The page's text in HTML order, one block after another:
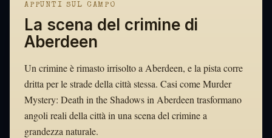
APPUNTI SUL CAMPO
La scena del crimine di
Aberdeen
Un crimine è rimasto irrisolto a Aberdeen, e la pista corre
dritta per le strade della città stessa. Casi come Murder
Mystery: Death in the Shadows in Aberdeen trasformano
angoli reali della città in una scena del crimine a
grandezza naturale.